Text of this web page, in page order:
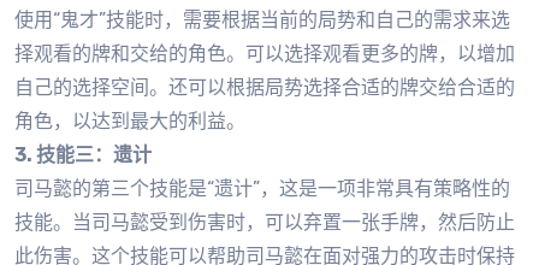
使用“鬼才”技能时，需要根据当前的局势和自己的需求来选
择观看的牌和交给的角色。可以选择观看更多的牌，以增加
自己的选择空间。还可以根据局势选择合适的牌交给合适的
角色，以达到最大的利益。
3. 技能三：遗计
司马懿的第三个技能是“遗计”，这是一项非常具有策略性的
技能。当司马懿受到伤害时，可以弃置一张手牌，然后防止
此伤害。这个技能可以帮助司马懿在面对强力的攻击时保持